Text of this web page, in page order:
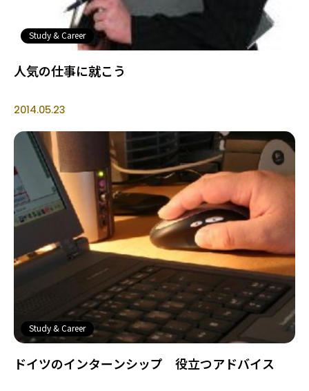
Study & Career
人気の仕事に就こう
2014.05.23
Study & Career
ドイツのインターンシップ 役立つアドバイス